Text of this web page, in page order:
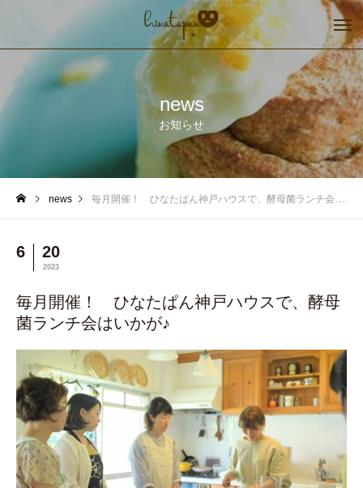
news
お知らせ
news 毎月開催！ ひなたぱん神戸ハウスで、酵母菌ランチ会はいかが♪
6 20
2023
毎月開催！ ひなたぱん神戸ハウスで、酵母
菌ランチ会はいかが♪